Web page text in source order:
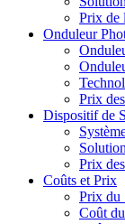
Prix de
Onduleur
Prix
Dispositif de
Prix
Coûts et Prix
Prix du
Coût